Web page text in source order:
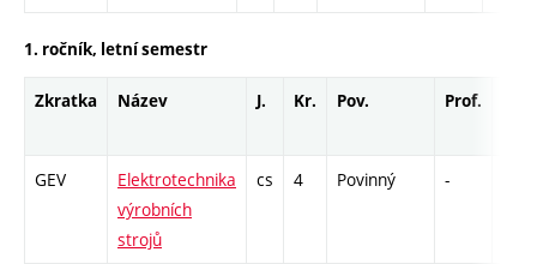
1. ročník, letní semestr
Zkratka Název J. Kr. Pov. Prof.
GEV
Elektrotechnika
výrobních
strojů
cs 4 Povinný -